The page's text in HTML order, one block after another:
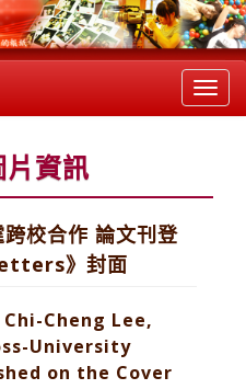
資訊
校合作 論文刊登
》封面
Cheng Lee,
University
on the Cover